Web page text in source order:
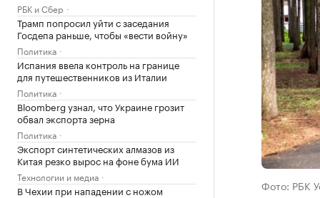
РБК и Сбер
Трамп попросил уйти с заседания
Госдепа раньше, чтобы «вести войну»
Политика
Испания ввела контроль на границе
для путешественников из Италии
Политика
Bloomberg узнал, что Украине грозит
обвал экспорта зерна
Политика
Экспорт синтетических алмазов из
Китая резко вырос на фоне бума ИИ
Технологии и медиа
В Чехии при нападении с ножом
Фото: РБК